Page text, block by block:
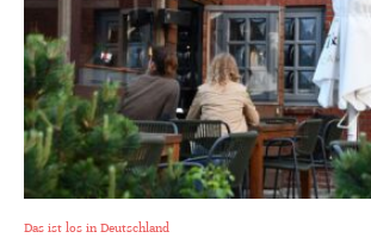
Das ist los in Deutschland